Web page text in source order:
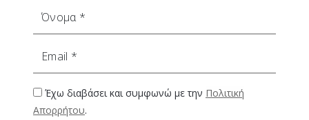
Όνομα
Έχω διαβάσει και συμφωνώ με την Πολιτική
Απορρήτου.